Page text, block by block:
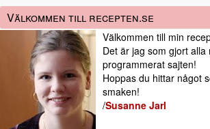
Välkommen till recepten.se
Välkommen till min
Det är jag som gjort alla
programmerat sajten!
Hoppas du hittar något
smaken!
/Susanne Jarl